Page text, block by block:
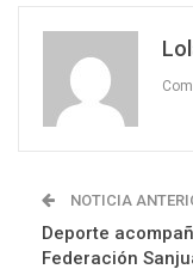
NOTICIA
Deporte
Federación